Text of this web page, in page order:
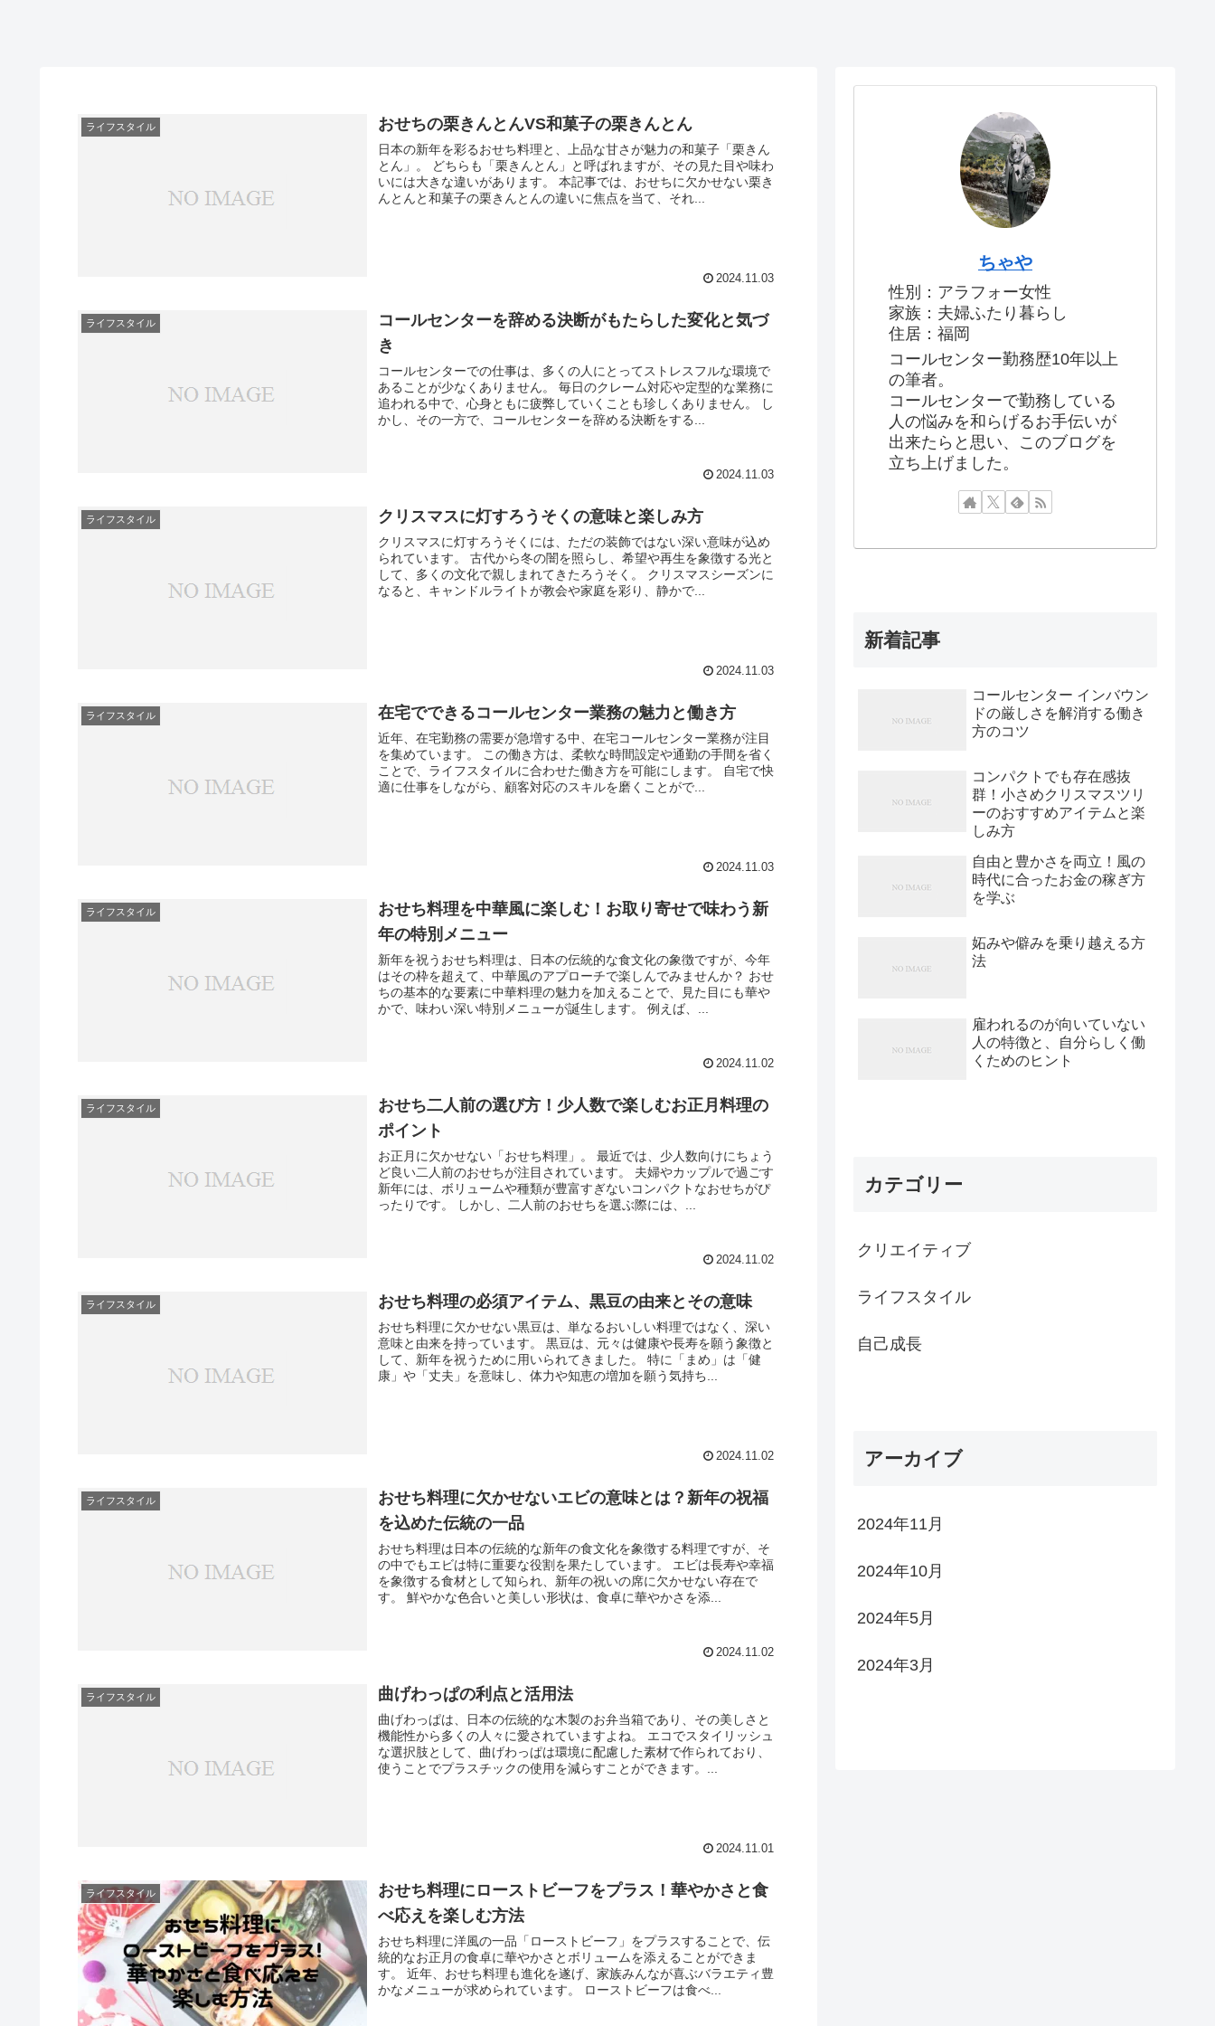
ライフスタイル おせちの栗きんとんVS和菓子の栗きんとん
日本の新年を彩るおせち料理と、上品な甘さが魅力の和菓子「栗きん
とん」。 どちらも「栗きんとん」と呼ばれますが、その見た目や味わ
いには大きな違いがあります。 本記事では、おせちに欠かせない栗き
んとんと和菓子の栗きんとんの違いに焦点を当て、それ...
2024.11.03
ライフスタイル
コールセンターを辞める決断がもたらした変化と気づ
き
コールセンターでの仕事は、多くの人にとってストレスフルな環境で
あることが少なくありません。 毎日のクレーム対応や定型的な業務に
追われる中で、心身ともに疲弊していくことも珍しくありません。 し
かし、その一方で、コールセンターを辞める決断をする...
2024.11.03
ライフスタイル クリスマスに灯すろうそくの意味と楽しみ方
クリスマスに灯すろうそくには、ただの装飾ではない深い意味が込め
られています。 古代から冬の闇を照らし、希望や再生を象徴する光と
して、多くの文化で親しまれてきたろうそく。 クリスマスシーズンに
なると、キャンドルライトが教会や家庭を彩り、静かで...
2024.11.03
ライフスタイル 在宅でできるコールセンター業務の魅力と働き方
近年、在宅勤務の需要が急増する中、在宅コールセンター業務が注目
を集めています。 この働き方は、柔軟な時間設定や通勤の手間を省く
ことで、ライフスタイルに合わせた働き方を可能にします。 自宅で快
適に仕事をしながら、顧客対応のスキルを磨くことがで...
2024.11.03
ライフスタイル
おせち料理を中華風に楽しむ！お取り寄せで味わう新
年の特別メニュー
新年を祝うおせち料理は、日本の伝統的な食文化の象徴ですが、今年
はその枠を超えて、中華風のアプローチで楽しんでみませんか？ おせ
ちの基本的な要素に中華料理の魅力を加えることで、見た目にも華や
かで、味わい深い特別メニューが誕生します。 例えば、...
2024.11.02
ライフスタイル
おせち二人前の選び方！少人数で楽しむお正月料理の
ポイント
お正月に欠かせない「おせち料理」。 最近では、少人数向けにちょう
ど良い二人前のおせちが注目されています。 夫婦やカップルで過ごす
新年には、ボリュームや種類が豊富すぎないコンパクトなおせちがぴ
ったりです。 しかし、二人前のおせちを選ぶ際には、...
2024.11.02
ライフスタイル おせち料理の必須アイテム、黒豆の由来とその意味
おせち料理に欠かせない黒豆は、単なるおいしい料理ではなく、深い
意味と由来を持っています。 黒豆は、元々は健康や長寿を願う象徴と
して、新年を祝うために用いられてきました。 特に「まめ」は「健
康」や「丈夫」を意味し、体力や知恵の増加を願う気持ち...
2024.11.02
ライフスタイル
おせち料理に欠かせないエビの意味とは？新年の祝福
を込めた伝統の一品
おせち料理は日本の伝統的な新年の食文化を象徴する料理ですが、そ
の中でもエビは特に重要な役割を果たしています。 エビは長寿や幸福
を象徴する食材として知られ、新年の祝いの席に欠かせない存在で
す。 鮮やかな色合いと美しい形状は、食卓に華やかさを添...
2024.11.02
ライフスタイル 曲げわっぱの利点と活用法
曲げわっぱは、日本の伝統的な木製のお弁当箱であり、その美しさと
機能性から多くの人々に愛されていますよね。 エコでスタイリッシュ
な選択肢として、曲げわっぱは環境に配慮した素材で作られており、
使うことでプラスチックの使用を減らすことができます。...
2024.11.01
ライフスタイル
おせち料理にローストビーフをプラス！華やかさと食
べ応えを楽しむ方法
おせち料理に洋風の一品「ローストビーフ」をプラスすることで、伝
統的なお正月の食卓に華やかさとボリュームを添えることができま
す。 近年、おせち料理も進化を遂げ、家族みんなが喜ぶバラエティ豊
かなメニューが求められています。 ローストビーフは食べ...
ちゃや
性別：アラフォー女性
家族：夫婦ふたり暮らし
住居：福岡
コールセンター勤務歴10年以上
の筆者。
コールセンターで勤務している
人の悩みを和らげるお手伝いが
出来たらと思い、このブログを
立ち上げました。
新着記事
コールセンター インバウン
ドの厳しさを解消する働き
方のコツ
コンパクトでも存在感抜
群！小さめクリスマスツリ
ーのおすすめアイテムと楽
しみ方
自由と豊かさを両立！風の
時代に合ったお金の稼ぎ方
を学ぶ
妬みや僻みを乗り越える方
法
雇われるのが向いていない
人の特徴と、自分らしく働
くためのヒント
カテゴリー
クリエイティブ
ライフスタイル
自己成長
アーカイブ
2024年11月
2024年10月
2024年5月
2024年3月